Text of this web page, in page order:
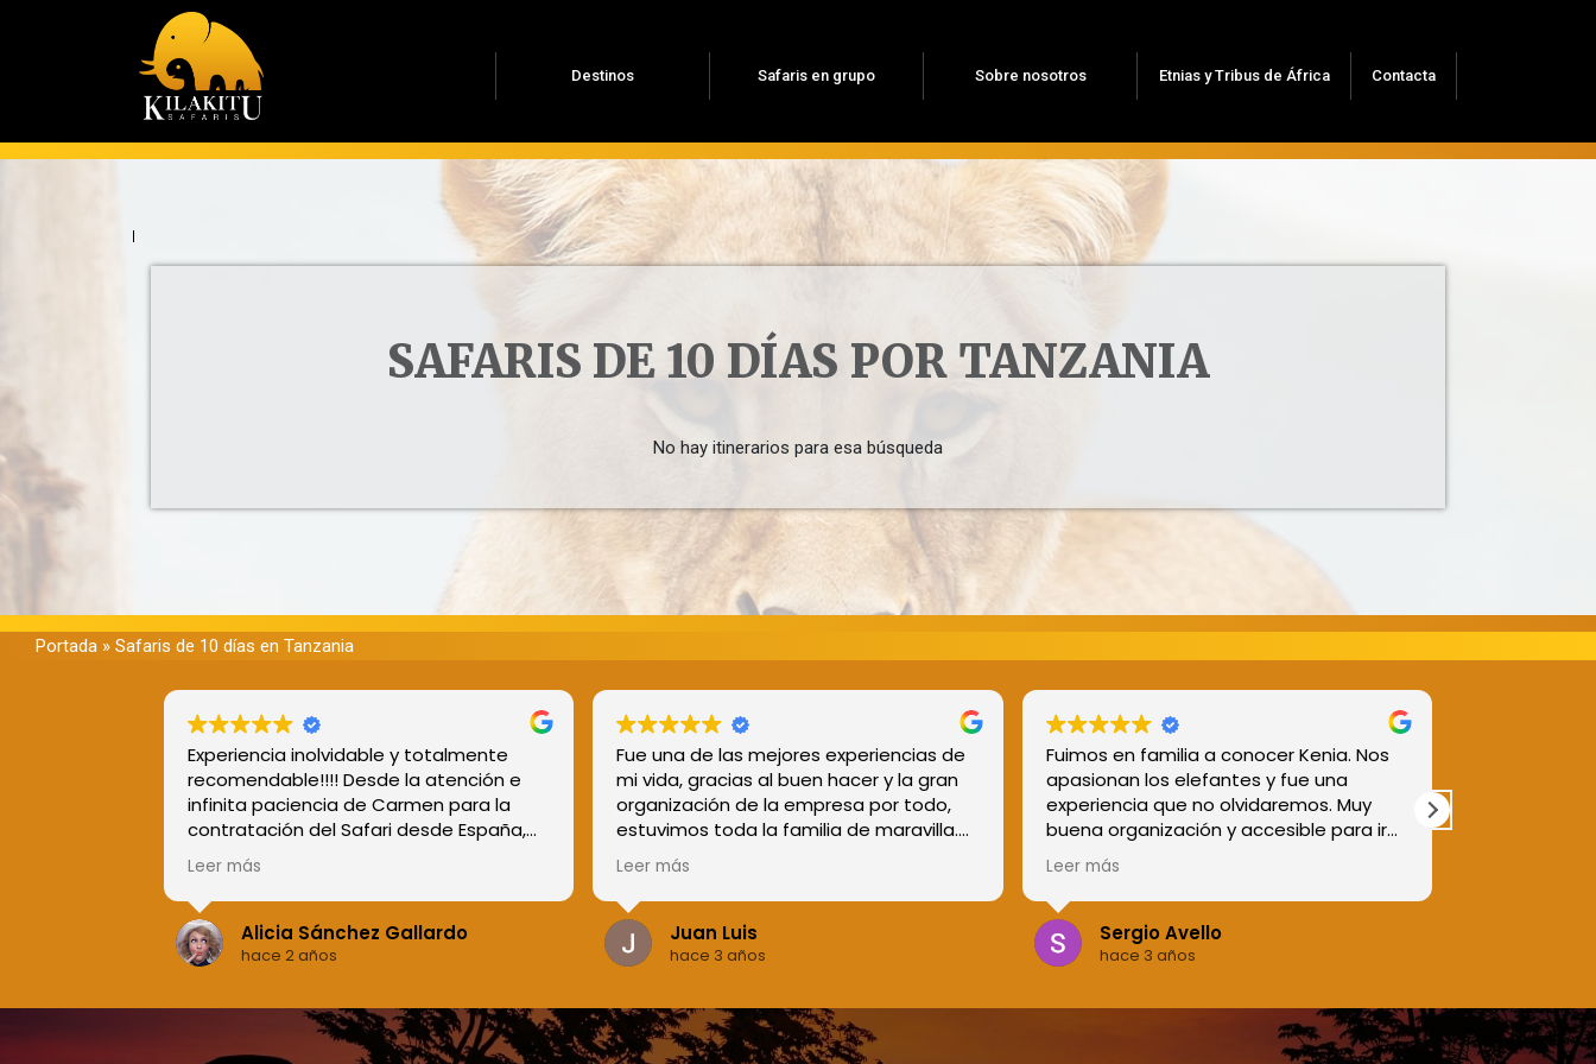
Destinos Safaris en grupo Sobre nosotros Etnias y Tribus de África Contacta
SAFARIS DE 10 DÍAS POR TANZANIA
No hay itinerarios para esa búsqueda
Portada » Safaris de 10 días en Tanzania
Experiencia inolvidable y totalmente
recomendable!!!! Desde la atención e
infinita paciencia de Carmen para la
contratación del Safari desde España,
como la compañía y trato de Richard,
nuestro guía en esta aventura. Tuvimos
muchísima suerte con él, pues nos
acompañó en todo momento, estando
siempre muy atento del grupo,
surgía. Gracias a su conocimiento de la
zona y los animales pudimos ver de
cerca a leones, leonas, búfalos,
Leer más
Alicia Sánchez Gallardo
hace 2 años
Fue una de las mejores experiencias de
mi vida, gracias al buen hacer y la gran
organización de la empresa por todo,
estuvimos toda la familia de maravilla.
Sin duda, una experiencia inolvidable y
que repetire en cuanto pueda.
Leer más
Juan Luis
hace 3 años
Fuimos en familia a conocer Kenia. Nos
apasionan los elefantes y fue una
experiencia que no olvidaremos. Muy
buena organización y accesible para ir
con niños. ¡¡Gracias!!
Leer más
Sergio Avello
hace 3 años